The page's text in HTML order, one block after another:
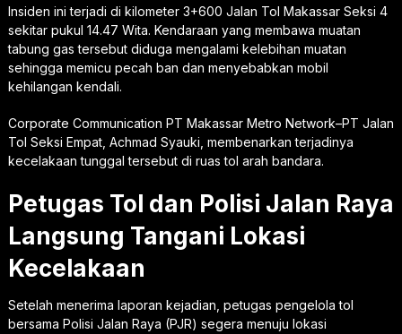
Insiden ini terjadi di kilometer 3+600 Jalan Tol Makassar Seksi 4
sekitar pukul 14.47 Wita. Kendaraan yang membawa muatan
tabung gas tersebut diduga mengalami kelebihan muatan
sehingga memicu pecah ban dan menyebabkan mobil
kehilangan kendali.
Corporate Communication PT Makassar Metro Network–PT Jalan
Tol Seksi Empat, Achmad Syauki, membenarkan terjadinya
kecelakaan tunggal tersebut di ruas tol arah bandara.
Petugas Tol dan Polisi Jalan Raya
Langsung Tangani Lokasi
Kecelakaan
Setelah menerima laporan kejadian, petugas pengelola tol
bersama Polisi Jalan Raya (PJR) segera menuju lokasi